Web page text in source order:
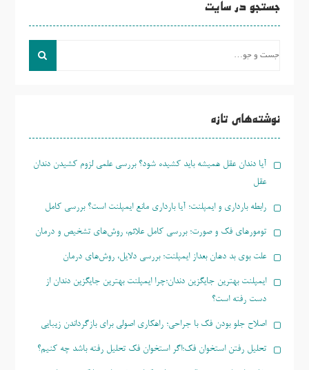
جستجو در سایت
نوشته‌های تازه
آیا دندان عقل همیشه باید کشیده شود؟ بررسی علمی لزوم کشیدن دندان
عقل
رابطه بارداری و ایمپلنت؛ آیا بارداری مانع ایمپلنت است؟ بررسی کامل
تومورهای فک و صورت؛ بررسی کامل علائم، روش‌های تشخیص و درمان
علت بوی بد دهان بعداز ایمپلنت؛ بررسی دلایل، روش‌های درمان
ایمپلنت بهترین جایگزین دندان؛چرا ایمپلنت بهترین جایگزین دندان از
دست رفته است؟
اصلاح جلو بودن فک با جراحی؛ راهکاری اصولی برای بازگرداندن زیبایی
تحلیل رفتن استخوان فک؛اگر استخوان فک تحلیل رفته باشد چه کنیم؟